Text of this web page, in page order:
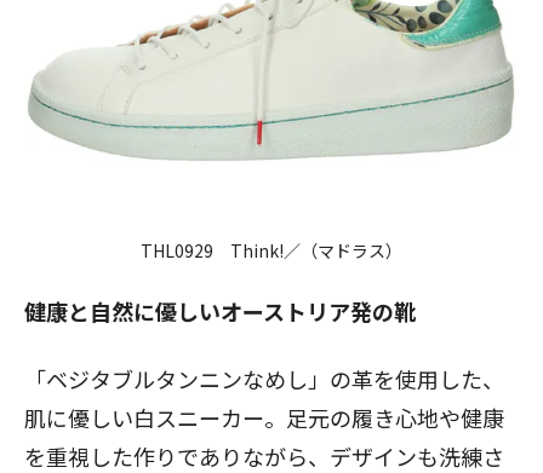
THL0929 Think!／（マドラス）
健康と自然に優しいオーストリア発の靴
「ベジタブルタンニンなめし」の革を使用した、
肌に優しい白スニーカー。足元の履き心地や健康
を重視した作りでありながら、デザインも洗練さ